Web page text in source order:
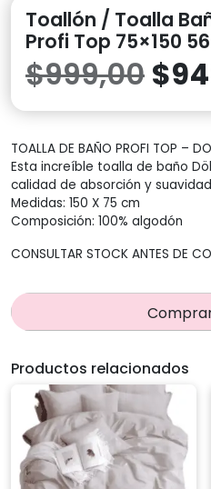
Toallón / Toalla
Profi Top 75×150
$999,00 El
era:
$
TOALLA DE BAÑO PROFI TOP –
Esta increíble toalla de baño
calidad de absorción y
Medidas: 150 X 75 cm
Composición: 100% algodón
CONSULTAR STOCK ANTES DE
Productos relacionados